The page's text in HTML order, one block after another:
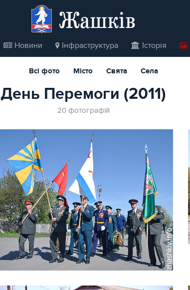
Жашків
Новини Інфраструктура Історія
Всі фото Місто Свята Села
День Перемоги (2011)
20 фотографій